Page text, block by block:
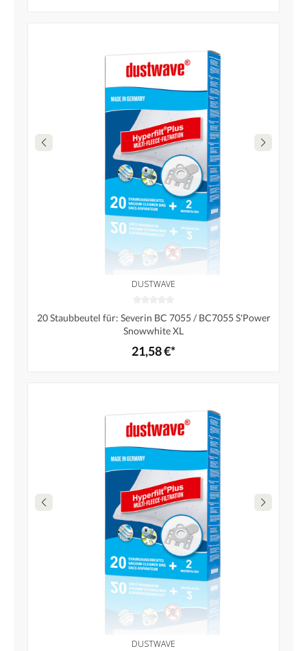
DUSTWAVE
20 Staubbeutel für: Severin BC 7055 / BC7055 S'Power
Snowwhite XL
21,58 €*
DUSTWAVE